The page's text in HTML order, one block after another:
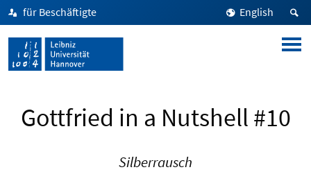
für Beschäftigte English
Gottfried in a Nutshell #10
Silberrausch